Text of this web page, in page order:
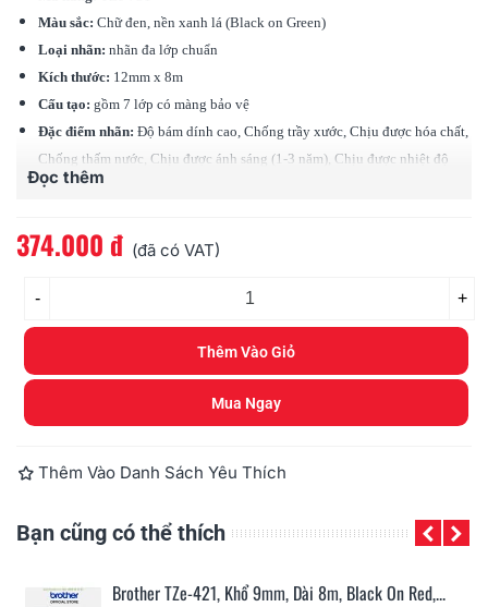
Màu sắc: Chữ đen, nền xanh lá (Black on Green)
Loại nhãn: nhãn đa lớp chuẩn
Kích thước: 12mm x 8m
Cấu tạo: gồm 7 lớp có màng bảo vệ
Đặc điểm nhãn: Độ bám dính cao, Chống trầy xước, Chịu được hóa chất,
Chống thấm nước, Chịu được ánh sáng (1-3 năm), Chịu được nhiệt độ
(-80 độ - 200 độ C)
Đọc thêm
374.000 đ (đã có VAT)
- +
Thêm Vào Giỏ
Mua Ngay
Thêm Vào Danh Sách Yêu Thích
Bạn cũng có thể thích
Brother TZe-421, Khổ 9mm, Dài 8m, Black On Red,...